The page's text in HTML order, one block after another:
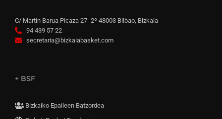
C/ Martín Barua Picaza 27- 2º 48003 Bilbao, Bizkaia
94 439 57 22
secretaria@bizkaiabasket.com
+ BSF
Bizkaiko Epaileen Batzordea